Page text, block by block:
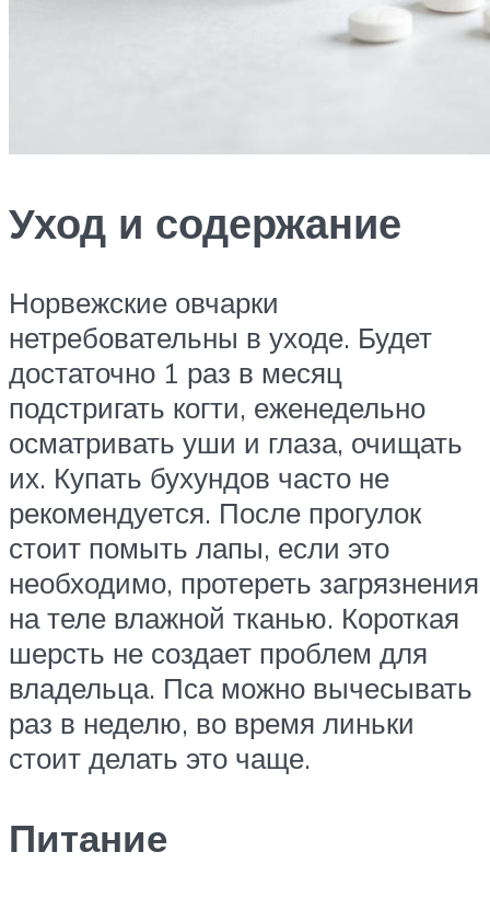
Уход и содержание
Норвежские овчарки
нетребовательны в уходе. Будет
достаточно 1 раз в месяц
подстригать когти, еженедельно
осматривать уши и глаза, очищать
их. Купать бухундов часто не
рекомендуется. После прогулок
стоит помыть лапы, если это
необходимо, протереть загрязнения
на теле влажной тканью. Короткая
шерсть не создает проблем для
владельца. Пса можно вычесывать
раз в неделю, во время линьки
стоит делать это чаще.
Питание